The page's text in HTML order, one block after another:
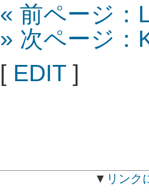
« 前ページ：
» 次ページ：
[ EDIT ]
▼ リンク